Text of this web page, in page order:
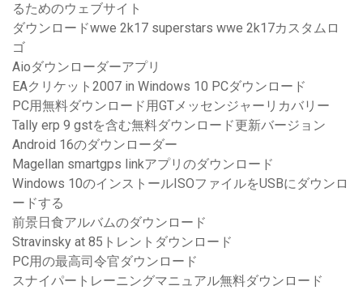
るためのウェブサイト
ダウンロードwwe 2k17 superstars wwe 2k17カスタムロ
ゴ
Aioダウンローダーアプリ
EAクリケット2007 in Windows 10 PCダウンロード
PC用無料ダウンロード用GTメッセンジャーリカバリー
Tally erp 9 gstを含む無料ダウンロード更新バージョン
Android 16のダウンローダー
Magellan smartgps linkアプリのダウンロード
Windows 10のインストールISOファイルをUSBにダウンロ
ードする
前景日食アルバムのダウンロード
Stravinsky at 85トレントダウンロード
PC用の最高司令官ダウンロード
スナイパートレーニングマニュアル無料ダウンロード